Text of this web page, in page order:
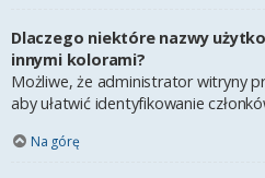
Dlaczego niektóre nazwy
innymi kolorami?
Możliwe, że administrator witryny
aby ułatwić identyfikowanie
Na górę